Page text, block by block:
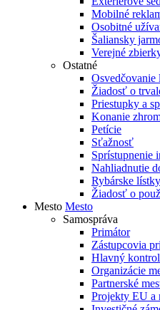
Mobilné
Osobitné
Šaliansky
Verejné
Ostatné
Osvedčovanie
Žiadosť o
Priestupky a
Konanie
Petície
Sťažnosť
Sprístupnenie
Nahliadnutie
Rybárske lístky
Žiadosť o
Mesto Mesto
Samospráva
Primátor
Zástupcovia
Hlavný
Organizácie
Partnerské
Projekty EU a